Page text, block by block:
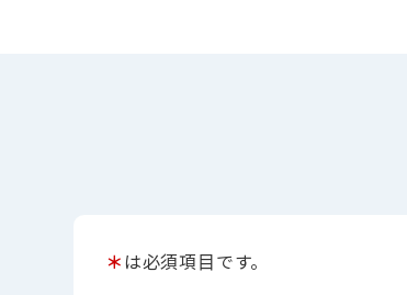
＊ は必須項目です。